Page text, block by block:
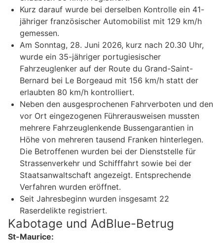
Kurz darauf wurde bei derselben Kontrolle ein 41-
jähriger französischer Automobilist mit 129 km/h
gemessen.
Am Sonntag, 28. Juni 2026, kurz nach 20.30 Uhr,
wurde ein 35-jähriger portugiesischer
Fahrzeuglenker auf der Route du Grand-Saint-
Bernard bei Le Borgeaud mit 156 km/h statt der
erlaubten 80 km/h kontrolliert.
Neben den ausgesprochenen Fahrverboten und den
vor Ort eingezogenen Führerausweisen mussten
mehrere Fahrzeuglenkende Bussengarantien in
Höhe von mehreren tausend Franken hinterlegen.
Die Betroffenen wurden bei der Dienststelle für
Strassenverkehr und Schifffahrt sowie bei der
Staatsanwaltschaft angezeigt. Entsprechende
Verfahren wurden eröffnet.
Seit Jahresbeginn wurden insgesamt 22
Raserdelikte registriert.
Kabotage und AdBlue-Betrug
St-Maurice: